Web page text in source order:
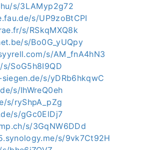
s/3LAMyp2g72
s/UP9zoBtCPI
s/RSkqMXQ8k
s/Bo0G_yUQpy
s/AM_fnA4hN3
SoG5h8I9QD
s/yDRb6hkqwC
s/IhWreQ0eh
s/ryShpA_pZg
s/gGc0ElDj7
s/3GqNW6DDd
s/9vk7Ct92H